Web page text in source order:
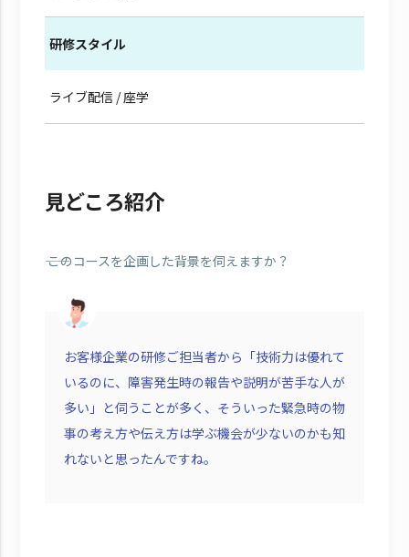
研修スタイル
ライブ配信 / 座学
見どころ紹介
―― このコースを企画した背景を伺えますか？
お客様企業の研修ご担当者から「技術力は優れて
いるのに、障害発生時の報告や説明が苦手な人が
多い」と伺うことが多く、そういった緊急時の物
事の考え方や伝え方は学ぶ機会が少ないのかも知
れないと思ったんですね。